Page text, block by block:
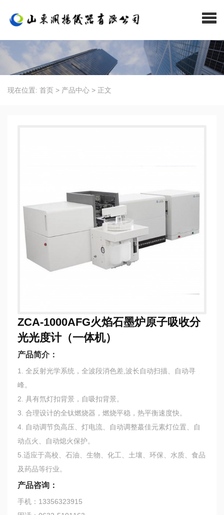
现在位置: 首页 > 产品中心 > 正文
ZCA-1000AFG火焰石墨炉原子吸收分
光光度计（一体机）
产品简介：
1. 全反射光学系统，全波段消色差,波长自动扫描、自动寻
峰。
2. 具有氘灯扣背景，自吸扣背景。
3. 合理设计的全钛燃烧器，燃烧平稳，热平衡速度快。
4. 自动调节负高压、灯电流、自动调整蕞佳元素灯位置、自
动点火、自动熄火保护。
5.适应于高校、石油、生物、化工、土壤、环保、水质、食品
及药品等行业。
产品咨询：
手机：13356323915